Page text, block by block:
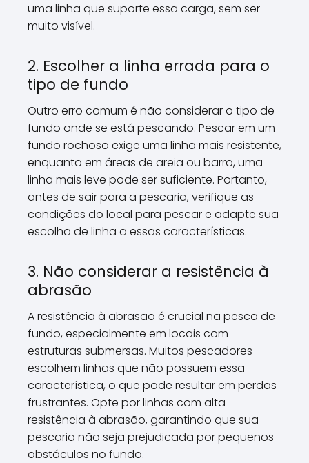
uma linha que suporte essa carga, sem ser
muito visível.
2. Escolher a linha errada para o
tipo de fundo
Outro erro comum é não considerar o tipo de
fundo onde se está pescando. Pescar em um
fundo rochoso exige uma linha mais resistente,
enquanto em áreas de areia ou barro, uma
linha mais leve pode ser suficiente. Portanto,
antes de sair para a pescaria, verifique as
condições do local para pescar e adapte sua
escolha de linha a essas características.
3. Não considerar a resistência à
abrasão
A resistência à abrasão é crucial na pesca de
fundo, especialmente em locais com
estruturas submersas. Muitos pescadores
escolhem linhas que não possuem essa
característica, o que pode resultar em perdas
frustrantes. Opte por linhas com alta
resistência à abrasão, garantindo que sua
pescaria não seja prejudicada por pequenos
obstáculos no fundo.